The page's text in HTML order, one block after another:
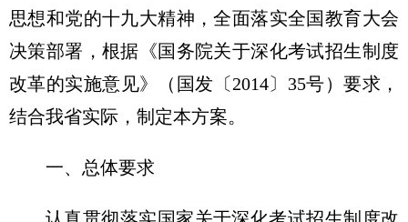
思想和党的十九大精神，全面落实全国教育大会
决策部署，根据《国务院关于深化考试招生制度
改革的实施意见》（国发〔2014〕35号）要求，
结合我省实际，制定本方案。
一、总体要求